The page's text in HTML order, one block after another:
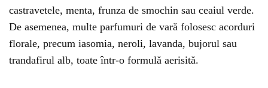
castravetele, menta, frunza de smochin sau ceaiul verde.
De asemenea, multe parfumuri de vară folosesc acorduri
florale, precum iasomia, neroli, lavanda, bujorul sau
trandafirul alb, toate într-o formulă aerisită.